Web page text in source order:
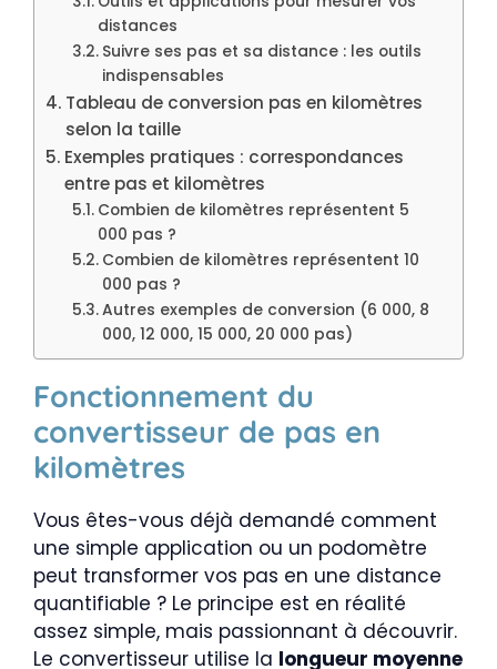
distances
Suivre ses pas et sa distance : les outils
indispensables
Tableau de conversion pas en kilomètres
selon la taille
Exemples pratiques : correspondances
entre pas et kilomètres
Combien de kilomètres représentent 5
000 pas ?
Combien de kilomètres représentent 10
000 pas ?
Autres exemples de conversion (6 000, 8
000, 12 000, 15 000, 20 000 pas)
Fonctionnement du
convertisseur de pas en
kilomètres
Vous êtes-vous déjà demandé comment
une simple application ou un podomètre
peut transformer vos pas en une distance
quantifiable ? Le principe est en réalité
assez simple, mais passionnant à découvrir.
Le convertisseur utilise la longueur moyenne